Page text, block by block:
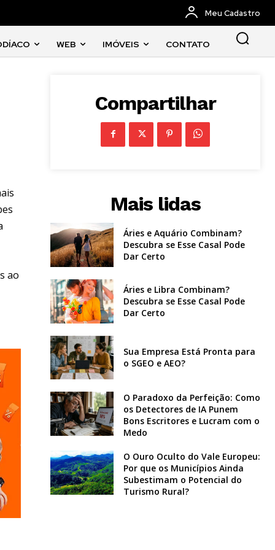
Meu Cadastro
WEB IMÓVEIS CONTATO
ao
Compartilhar
Mais lidas
Áries e Aquário Combinam?
Descubra se Esse Casal Pode
Dar Certo
Áries e Libra Combinam?
Descubra se Esse Casal Pode
Dar Certo
Sua Empresa Está Pronta para
o SGEO e AEO?
O Paradoxo da Perfeição: Como
os Detectores de IA Punem
Bons Escritores e Lucram com o
Medo
O Ouro Oculto do Vale Europeu:
Por que os Municípios Ainda
Subestimam o Potencial do
Turismo Rural?